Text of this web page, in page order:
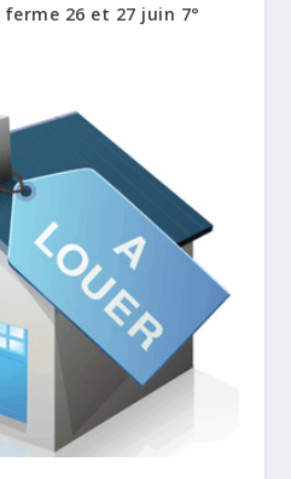
26 et 27 juin 7°